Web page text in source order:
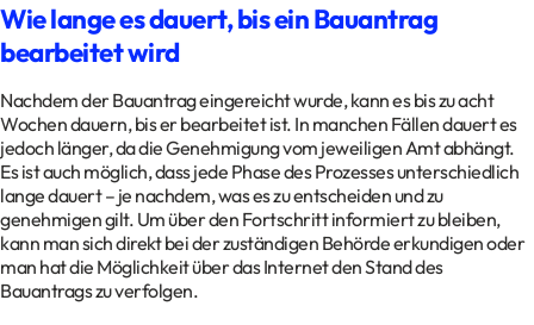
Wie lange es dauert, bis ein Bauantrag
bearbeitet wird
Nachdem der Bauantrag eingereicht wurde, kann es bis zu acht
Wochen dauern, bis er bearbeitet ist. In manchen Fällen dauert es
jedoch länger, da die Genehmigung vom jeweiligen Amt abhängt.
Es ist auch möglich, dass jede Phase des Prozesses unterschiedlich
lange dauert – je nachdem, was es zu entscheiden und zu
genehmigen gilt. Um über den Fortschritt informiert zu bleiben,
kann man sich direkt bei der zuständigen Behörde erkundigen oder
man hat die Möglichkeit über das Internet den Stand des
Bauantrags zu verfolgen.